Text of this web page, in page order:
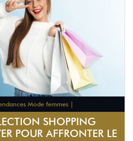
Mode femmes |
SHOPPING
POUR AFFRONTER LE